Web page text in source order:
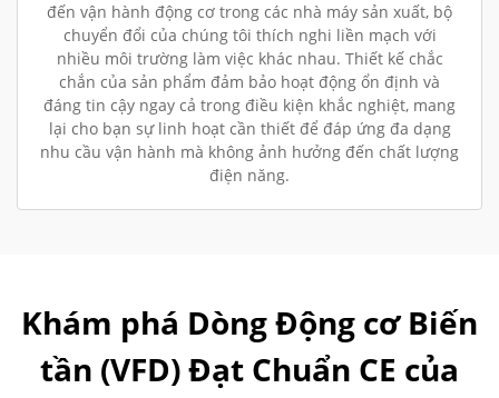
đến vận hành động cơ trong các nhà máy sản xuất, bộ
chuyển đổi của chúng tôi thích nghi liền mạch với
nhiều môi trường làm việc khác nhau. Thiết kế chắc
chắn của sản phẩm đảm bảo hoạt động ổn định và
đáng tin cậy ngay cả trong điều kiện khắc nghiệt, mang
lại cho bạn sự linh hoạt cần thiết để đáp ứng đa dạng
nhu cầu vận hành mà không ảnh hưởng đến chất lượng
điện năng.
Khám phá Dòng Động cơ Biến
tần (VFD) Đạt Chuẩn CE của